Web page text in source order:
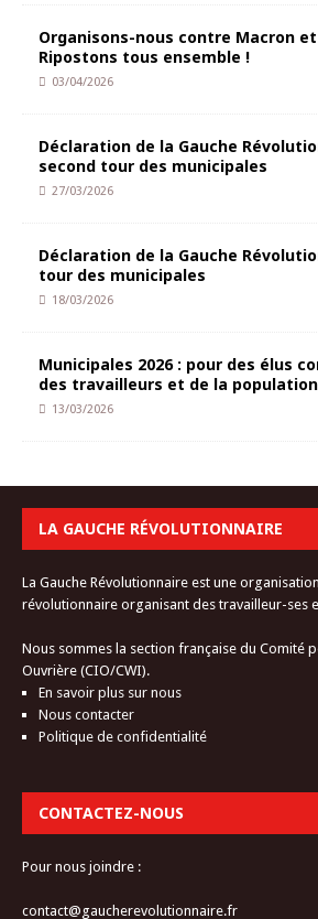
Organisons-nous contre Macron
Ripostons tous ensemble !
03/04/2026
Déclaration de la Gauche
second tour des municipales
27/03/2026
Déclaration de la Gauche
tour des municipales
18/03/2026
Municipales 2026 : pour des élus
des travailleurs et de la
13/03/2026
LA GAUCHE RÉVOLUTIONNAIRE
La Gauche Révolutionnaire est une
révolutionnaire organisant des travailleur-ses
Nous sommes la section française du Comité
Ouvrière (CIO/CWI).
En savoir plus sur nous
Nous contacter
Politique de confidentialité
CONTACTEZ-NOUS
Pour nous joindre :
contact@gaucherevolutionnaire.fr